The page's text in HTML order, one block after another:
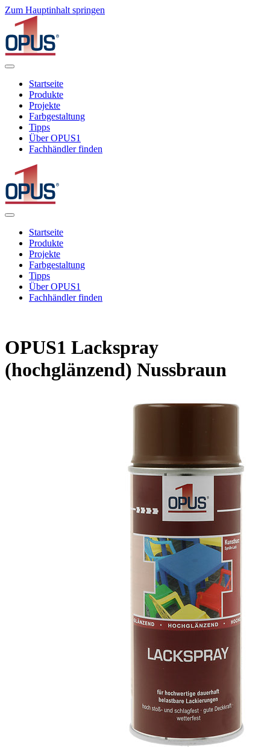
Zum Hauptinhalt springen
Startseite
Produkte
Projekte
Farbgestaltung
Tipps
Über OPUS1
Fachhändler finden
Startseite
Produkte
Projekte
Farbgestaltung
Tipps
Über OPUS1
Fachhändler finden
OPUS1 Lackspray
(hochglänzend) Nussbraun